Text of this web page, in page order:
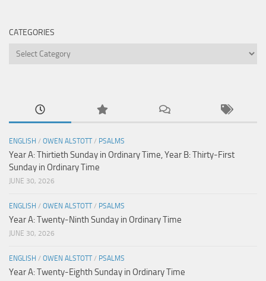
CATEGORIES
Categories
ENGLISH / OWEN ALSTOTT/ PSALMS
Year A: Thirtieth Sunday in Ordinary Time, Year B: Thirty-First
Sunday in Ordinary Time
JUNE 30, 2026
ENGLISH / OWEN ALSTOTT/ PSALMS
Year A: Twenty-Ninth Sunday in Ordinary Time
JUNE 30, 2026
ENGLISH / OWEN ALSTOTT/ PSALMS
Year A: Twenty-Eighth Sunday in Ordinary Time